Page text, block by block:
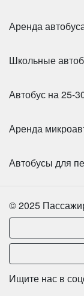
Аренда
Школьные
Автобус на 25-
Аренда
Автобусы для
© 2025
Ищите нас в